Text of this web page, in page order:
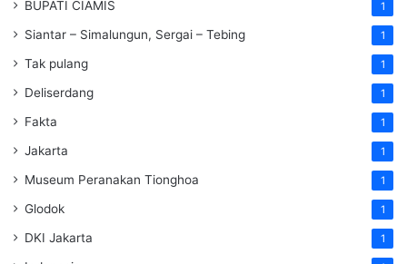
BUPATI CIAMIS 1
Siantar – Simalungun, Sergai – Tebing 1
Tak pulang 1
Deliserdang 1
Fakta 1
Jakarta 1
Museum Peranakan Tionghoa 1
Glodok 1
DKI Jakarta 1